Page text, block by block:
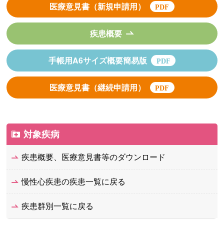
医療意見書（新規申請用）
疾患概要
手帳用A6サイズ概要簡易版
医療意見書（継続申請用）
対象疾病
疾患概要、医療意見書等のダウンロード
慢性心疾患の疾患一覧に戻る
疾患群別一覧に戻る